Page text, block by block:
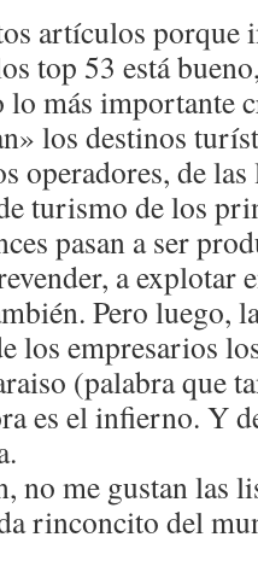
artículos porque
top 53 está
lo más importante
los destinos
operadores, de las
turismo de los
pasan a ser
a explotar
Pero luego,
los empresarios
(palabra que
es el infierno. Y
no me gustan las
rinconcito del